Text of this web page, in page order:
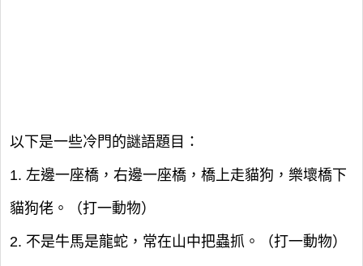
以下是一些冷門的謎語題目：
1. 左邊一座橋，右邊一座橋，橋上走貓狗，樂壞橋下
貓狗佬。（打一動物）
2. 不是牛馬是龍蛇，常在山中把蟲抓。（打一動物）